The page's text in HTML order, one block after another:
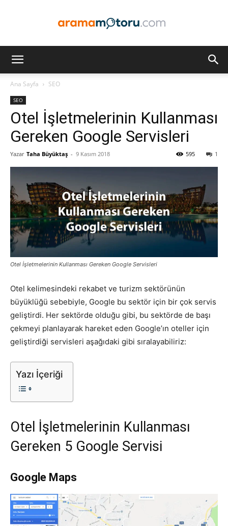
ve
–
SEO,
ASO,
UI/UX
Ana Sayfa SEO
SEO
Otel İşletmelerinin Kullanması
Gereken Google Servisleri
Yazar Taha Büyüktaş - 9 Kasım 2018 1
595
Otel İşletmelerinin Kullanması Gereken Google Servisleri
Otel kelimesindeki rekabet ve turizm sektörünün
büyüklüğü sebebiyle, Google bu sektör için bir çok servis
geliştirdi. Her sektörde olduğu gibi, bu sektörde de başı
çekmeyi planlayarak hareket eden Google’ın oteller için
geliştirdiği servisleri aşağıdaki gibi sıralayabiliriz:
Yazı İçeriği
Otel İşletmelerinin Kullanması
Gereken 5 Google Servisi
Google Maps